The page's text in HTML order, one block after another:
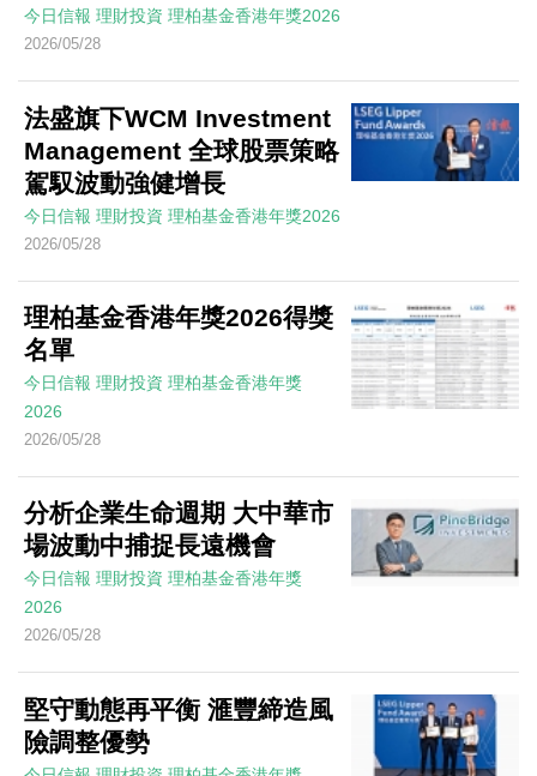
今日信報 理財投資 理柏基金香港年獎2026
2026/05/28
法盛旗下WCM Investment
Management 全球股票策略
駕馭波動強健增長
今日信報 理財投資 理柏基金香港年獎2026
2026/05/28
理柏基金香港年獎2026得獎
名單
今日信報 理財投資 理柏基金香港年獎
2026
2026/05/28
分析企業生命週期 大中華市
場波動中捕捉長遠機會
今日信報 理財投資 理柏基金香港年獎
2026
2026/05/28
堅守動態再平衡 滙豐締造風
險調整優勢